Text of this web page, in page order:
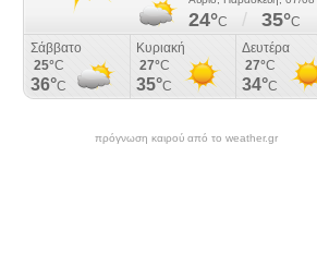
πρόγνωση καιρού από το weather.gr